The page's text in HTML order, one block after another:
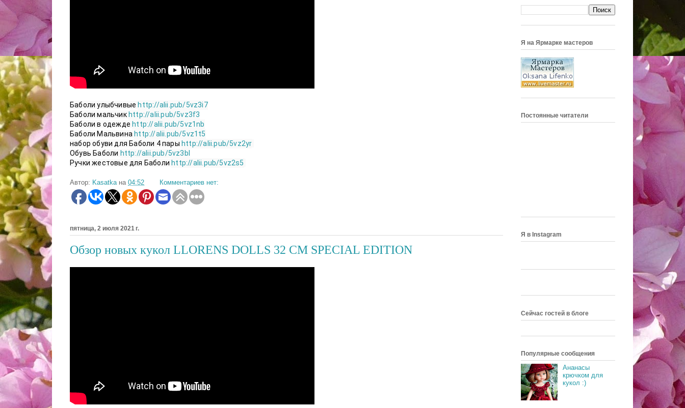
Баболи улыбчивые http://alii.pub/5vz3i7
Баболи мальчик http://alii.pub/5vz3f3
Баболи в одежде http://alii.pub/5vz1nb
Баболи Мальвина http://alii.pub/5vz1t5
набор обуви для Баболи 4 пары http://alii.pub/5vz2yr
Обувь Баболи http://alii.pub/5vz3bl
Ручки жестовые для Баболи http://alii.pub/5vz2s5
Автор: Kasatka на 04:52 Комментариев нет:
пятница, 2 июля 2021 г.
Обзор новых кукол LLORENS DOLLS 32 CM SPECIAL EDITION
Я на Ярмарке мастеров
Постоянные читатели
Я в Instagram
Сейчас гостей в блоге
Популярные сообщения
Ананасы
крючком для
кукол :)